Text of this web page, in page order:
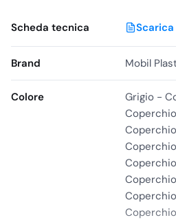
Uffici e spazi dove serve un
Superfici compatibili
Pavimenti interni:
antisdrucciolo bloccabili
Caratteristiche principali
PP (polipropilene)
Scheda tecnica Scarica
Brand Mobil
Colore
Grigio -